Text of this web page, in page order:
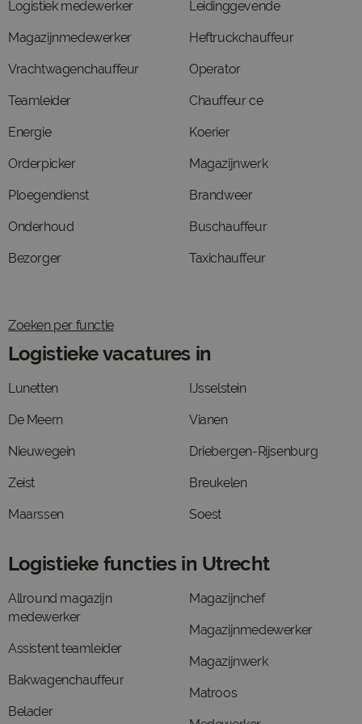
Logistiek medewerker
Magazijnmedewerker
Vrachtwagenchauffeur
Teamleider
Energie
Orderpicker
Ploegendienst
Onderhoud
Bezorger
Leidinggevende
Heftruckchauffeur
Operator
Chauffeur ce
Koerier
Magazijnwerk
Brandweer
Buschauffeur
Taxichauffeur
Zoeken per functie
Logistieke vacatures in
Lunetten
De Meern
Nieuwegein
Zeist
Maarssen
IJsselstein
Vianen
Driebergen-Rijsenburg
Breukelen
Soest
Logistieke functies in Utrecht
Allround magazijn
medewerker
Assistent teamleider
Bakwagenchauffeur
Belader
Magazijnchef
Magazijnmedewerker
Magazijnwerk
Matroos